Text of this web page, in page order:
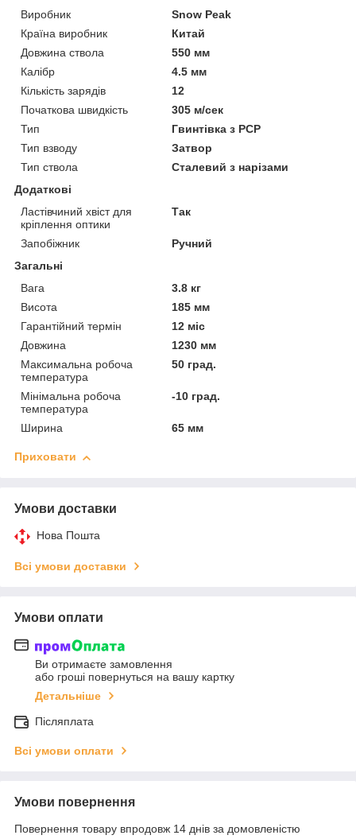
Виробник
Snow Peak
Країна виробник
Китай
Довжина ствола
550 мм
Калібр
4.5 мм
Кількість зарядів
12
Початкова швидкість
305 м/сек
Тип
Гвинтівка з РСР
Тип взводу
Затвор
Тип ствола
Сталевий з нарізами
Додаткові
Ластівчиний хвіст для
кріплення оптики
Так
Запобіжник
Ручний
Загальні
Вага
3.8 кг
Висота
185 мм
Гарантійний термін
12 міс
Довжина
1230 мм
Максимальна робоча
температура
50 град.
Мінімальна робоча
температура
-10 град.
Ширина 65 мм
Приховати
Умови доставки
Нова Пошта
Всі умови доставки
Умови оплати
Ви отримаєте замовлення
або гроші повернуться на вашу картку
Детальніше
Післяплата
Всі умови оплати
Умови повернення
Повернення товару впродовж 14 днів за домовленістю